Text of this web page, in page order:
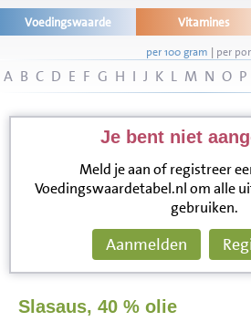
Disclaimer
Voedingswaarde Vitamines
per 100 gram | per
A B C D E F G H I J K L M N O P
Je bent niet
Meld je aan of registreer
Voedingswaardetabel.nl om alle
gebruiken.
Aanmelden
Slasaus, 40 % olie